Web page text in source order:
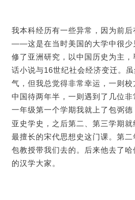
我本科经历有一些异常，因为前
――这是在当时美国的大学中很少
修了亚洲研究，以中国历史为主
话小说与16世纪社会经济变迁。
气，但我总觉得非常幸运，一则
中国待两年半，一则遇到了几位非
一年级第一个学期我就上了包弼德
亚史学史，之后第二、第三学期
最擅长的宋代思想史这门课。第
包教授带我们去的。后来他去了
的汉学大家。